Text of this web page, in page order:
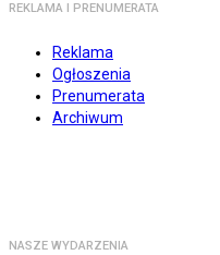
REKLAMA I PRENUMERATA
Reklama
Ogłoszenia
Prenumerata
Archiwum
NASZE WYDARZENIA